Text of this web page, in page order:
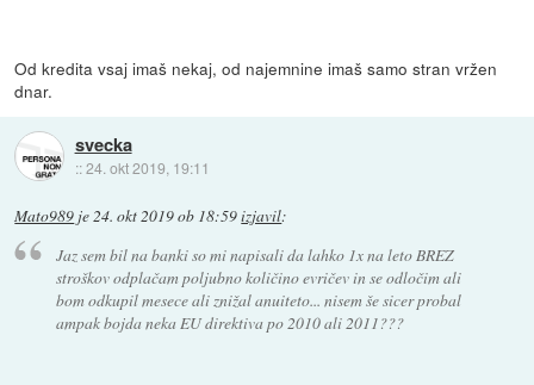
Od kredita vsaj imaš nekaj, od najemnine imaš samo stran vržen
dnar.
svecka
::24. okt 2019, 19:11
Mato989 je24. okt 2019 ob 18:59izjavil:
Jaz sem bil na banki so mi napisali da lahko 1x na leto BREZ
stroškov odplačam poljubno količino evričev in se odločim ali
bom odkupil mesece ali znižal anuiteto... nisem še sicer probal
ampak bojda neka EU direktiva po 2010 ali 2011???